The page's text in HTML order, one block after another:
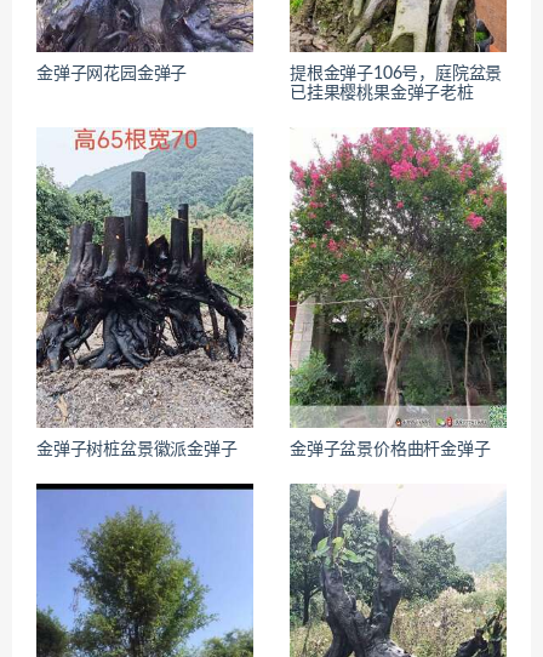
金弹子网花园金弹子
提根金弹子106号，庭院盆景
已挂果樱桃果金弹子老桩
金弹子树桩盆景徽派金弹子 金弹子盆景价格曲杆金弹子